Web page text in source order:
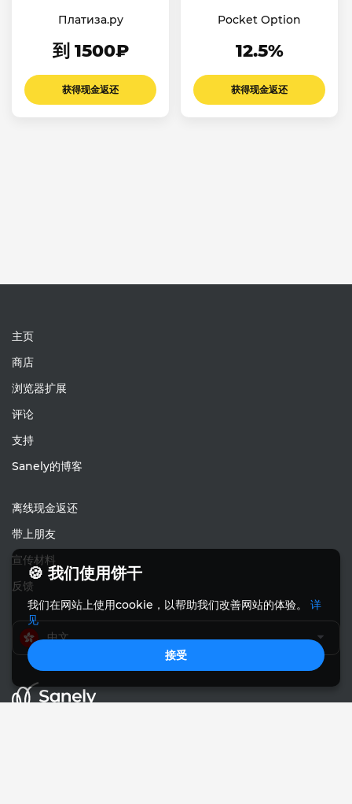
Платиза.ру
到 1500₽
获得现金返还
Pocket Option
12.5%
获得现金返还
主页
商店
浏览器扩展
评论
支持
Sanely的博客
离线现金返还
带上朋友
宣传材料
反馈
中文
🍪 我们使用饼干
我们在网站上使用cookie，以帮助我们改善网站的体验。 详
见
接受